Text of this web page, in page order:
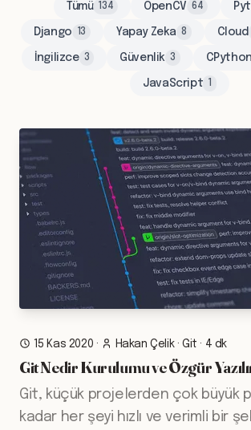
Tümü 134 OpenCV 64
Django 13 Yapay Zeka 8 Cloud
İngilizce 3 Güvenlik 3 CPython
JavaScript
15 Kas 2020 · Hakan Çelik·Git · 4 dk
Git Nedir Kurulumu ve Özgür
Git, küçük projelerden çok büyük
kadar her şeyi hızlı ve verimli bir